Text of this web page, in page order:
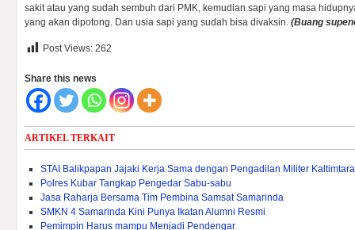
sakit atau yang sudah sembuh dari PMK, kemudian sapi yang masa
yang akan dipotong. Dan usia sapi yang sudah bisa divaksin. (Buang
Post Views: 262
Share this news
ARTIKEL TERKAIT
STAI Balikpapan Jajaki Kerja Sama dengan Pengadilan Militer Kaltimtara
Polres Kubar Tangkap Pengedar Sabu-sabu
Jasa Raharja Bersama Tim Pembina Samsat Samarinda
SMKN 4 Samarinda Kini Punya Ikatan Alumni Resmi
Pemimpin Harus mampu Menjadi Pendengar